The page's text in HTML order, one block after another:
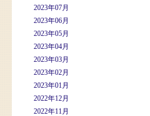
2023年07月
2023年06月
2023年05月
2023年04月
2023年03月
2023年02月
2023年01月
2022年12月
2022年11月